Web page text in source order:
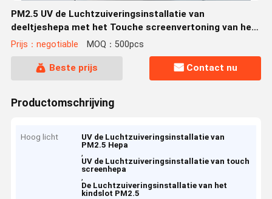
PM2.5 UV de Luchtzuiveringsinstallatie van
deeltjeshepa met het Touche screenvertoning van het
Kindslot
Prijs：negotiable MOQ：500pcs
Beste prijs Contact nu
Productomschrijving
Hoog licht
UV de Luchtzuiveringsinstallatie van
PM2.5 Hepa
,
UV de Luchtzuiveringsinstallatie van touch
screenhepa
,
De Luchtzuiveringsinstallatie van het
kindslot PM2.5